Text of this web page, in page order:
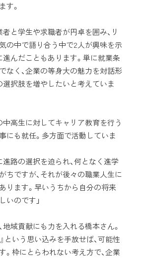
す。
と学生や求職者が円卓を囲み、リ
の中で語り合う中で2人が興味を示
進んだこともあります。単に就業条
なく、企業の等身大の魅力を対話形
選択肢を増やしたいと考えていま
中高生に対してキャリア教育を行う
にも就任。多方面で活動していま
路の選択を迫られ、何となく進学
ちですが、それが後々の職業人生に
ります。早いうちから自分の将来
いのです」
域貢献にも力を入れる橋本さん。
という思い込みを手放せば、可能性
。枠にとらわれない考え方で、企業